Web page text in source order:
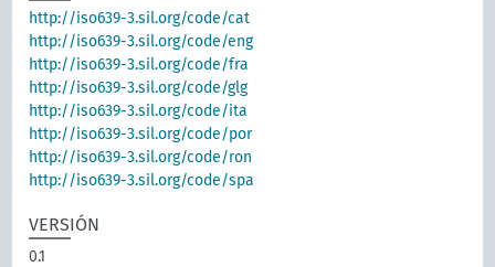
http://iso639-3.sil.org/code/cat
http://iso639-3.sil.org/code/eng
http://iso639-3.sil.org/code/fra
http://iso639-3.sil.org/code/glg
http://iso639-3.sil.org/code/ita
http://iso639-3.sil.org/code/por
http://iso639-3.sil.org/code/ron
http://iso639-3.sil.org/code/spa
VERSIÓN
0.1